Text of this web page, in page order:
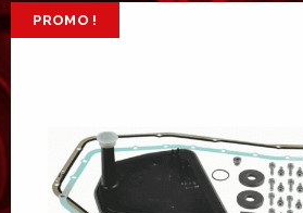
PROMO !